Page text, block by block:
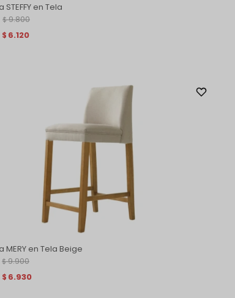
en Tela
$ 9.800
$ 6.120
MERY en Tela Beige
$ 9.900
$ 6.930